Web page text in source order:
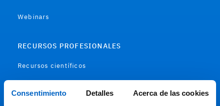
Consentimiento Detalles Acerca de las cookies
Webinars
RECURSOS PROFESIONALES
Recursos científicos